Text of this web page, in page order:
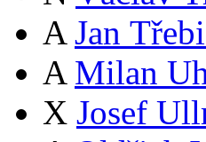
A Jan
A Milan
X Josef